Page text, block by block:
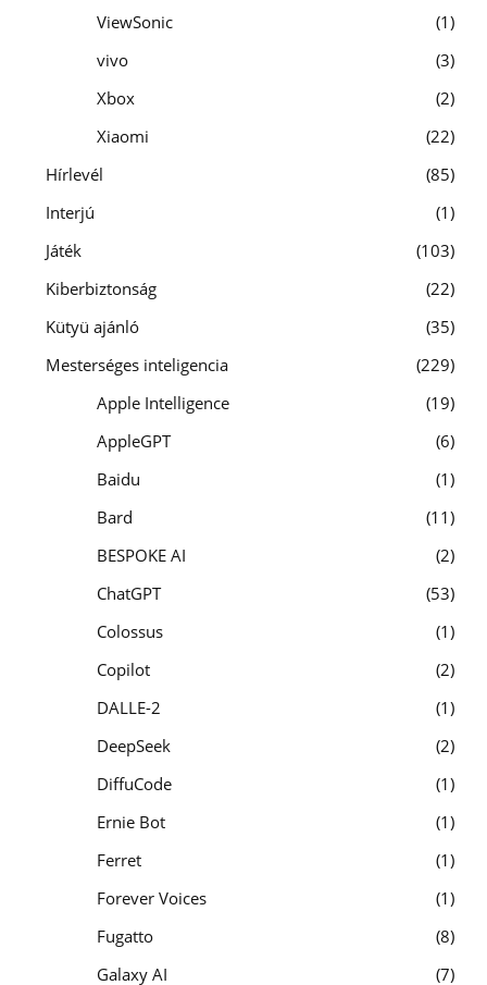
ViewSonic
1
vivo
3
Xbox
2
Xiaomi
22
Hírlevél
85
Interjú
1
Játék
103
Kiberbiztonság
22
Kütyü ajánló
35
Mesterséges inteligencia
229
Apple Intelligence
19
AppleGPT
6
Baidu
1
Bard
11
BESPOKE AI
2
ChatGPT
53
Colossus
1
Copilot
2
DALLE-2
1
DeepSeek
2
DiffuCode
1
Ernie Bot
1
Ferret
1
Forever Voices
1
Fugatto
8
Galaxy AI
7